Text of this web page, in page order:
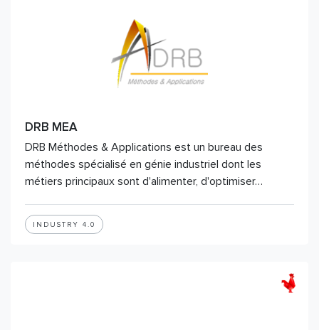
DRB MEA
DRB Méthodes & Applications est un bureau des
méthodes spécialisé en génie industriel dont les
métiers principaux sont d'alimenter, d'optimiser…
INDUSTRY 4.0